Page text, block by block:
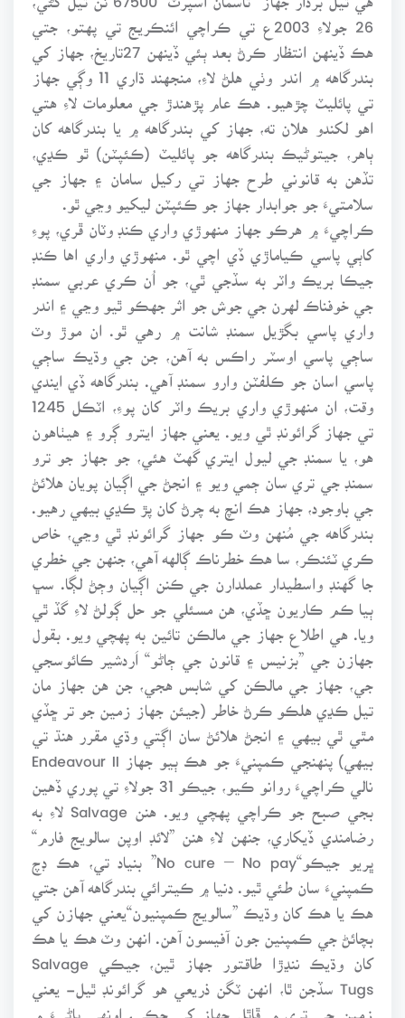
26 جولاءِ 2003ع تي ڪراچي ائنڪريج تي پهتو، جتي
هڪ ڏينهن انتظار ڪرڻ بعد ٻئي ڏينهن 27تاريخ، جهاز کي
بندرگاهه ۾ اندر وٺي هلڻ لاءِ، منجهند ڌاري 11 وڳي جهاز
تي پائليٽ چڙهيو. هڪ عام پڙهندڙ جي معلومات لاءِ هتي
اهو لکندو هلان ته، جهاز کي بندرگاهه ۾ يا بندرگاهه کان
ٻاهر، جيتوڻيڪ بندرگاهه جو پائليٽ (ڪئپٽن) ٿو ڪڍي،
تڏهن به قانوني طرح جهاز تي رکيل سامان ۽ جهاز جي
سلامتيءَ جو جوابدار جهاز جو ڪئپٽن ليکيو وڃي ٿو.
ڪراچيءَ ۾ هرڪو جهاز منهوڙي واري ڪنڊ وٽان ڦري، پوءِ
کاٻي پاسي ڪياماڙي ڏي اچي ٿو. منهوڙي واري اها ڪنڊ
جيڪا بريڪ واٽر به سڏجي ٿي، جو اُن ڪري عربي سمنڊ
جي خوفناڪ لهرن جي جوش جو اثر جهڪو ٿيو وڃي ۽ اندر
واري پاسي بگڙيل سمنڊ شانت ۾ رهي ٿو. ان موڙ وٽ
ساڄي پاسي اوسٽر راڪس به آهن، جن جي وڌيڪ ساڄي
پاسي اسان جو ڪلفٽن وارو سمنڊ آهي. بندرگاهه ڏي ايندي
وقت، ان منهوڙي واري بريڪ واٽر کان پوءِ، اٽڪل 1245
تي جهاز گرائونڊ ٿي ويو. يعني جهاز ايترو ڳرو ۽ هيٺاهون
هو، يا سمنڊ جي ليول ايتري گهٽ هئي، جو جهاز جو ترو
سمنڊ جي تري سان ڄمي ويو ۽ انجڻ جي اڳيان پويان هلائڻ
جي باوجود، جهاز هڪ انچ به چرڻ کان پڙ ڪڍي بيهي رهيو.
بندرگاهه جي مُنهن وٽ ڪو جهاز گرائونڊ ٿي وڃي، خاص
ڪري ٽئنڪر، سا هڪ خطرناڪ ڳالهه آهي، جنهن جي خطري
جا گهنڊ واسطيدار عملدارن جي ڪنن اڳيان وڄڻ لڳا. سڀ
ٻيا ڪم ڪاريون ڇڏي، هن مسئلي جو حل ڳولڻ لاءِ گڏ ٿي
ويا. هي اطلاع جهاز جي مالڪن تائين به پهچي ويو. بقول
جهازن جي ”بزنيس ۽ قانون جي ڄاڻو“ اَردشير ڪائوسجي
جي، جهاز جي مالڪن کي شابس هجي، جن هن جهاز مان
تيل ڪڍي هلڪو ڪرڻ خاطر (جيئن جهاز زمين جو تر ڇڏي
مٿي ٿي بيهي ۽ انجڻ هلائڻ سان اڳتي وڌي مقرر هنڌ تي
بيهي) پنهنجي ڪمپنيءَ جو هڪ ٻيو جهاز Endeavour II
نالي ڪراچيءَ روانو ڪيو، جيڪو 31 جولاءِ تي پوري ڏهين
بجي صبح جو ڪراچي پهچي ويو. هنن Salvage لاءِ به
رضامندي ڏيکاري، جنهن لاءِ هنن ”لائڊ اوپن سالويج فارم“
ڀريو جيڪو“No cure – No pay” بنياد تي، هڪ ڊچ
ڪمپنيءَ سان طئي ٿيو. دنيا ۾ ڪيترائي بندرگاهه آهن جتي
هڪ يا هڪ کان وڌيڪ ”سالويج ڪمپنيون“يعني جهازن کي
بچائڻ جي ڪمپنين جون آفيسون آهن. انهن وٽ هڪ يا هڪ
کان وڌيڪ ننڍڙا طاقتور جهاز ٿين، جيڪي Salvage
Tugs سڏجن ٿا، انهن ٽگن ذريعي هو گرائونڊ ٿيل- يعني
زمين جي تري ۾ ڦاٿل جهاز کي ڇڪي، اونهي پاڻيءَ ۾